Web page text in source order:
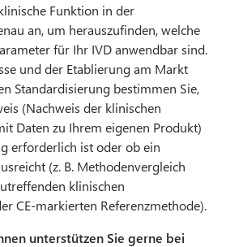
Funktion in der
an, um herauszufinden, welche
für Ihr IVD anwendbar sind.
und der Etablierung am Markt
Standardisierung bestimmen Sie,
(Nachweis der klinischen
Daten zu Ihrem eigenen Produkt)
erforderlich ist oder ob ein
(z. B. Methodenvergleich
klinischen
CE-markierten Referenzmethode).
unterstützen Sie gerne bei